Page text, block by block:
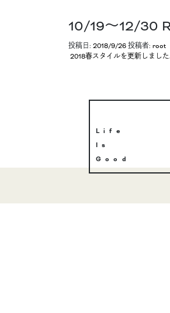
Life
Is
Good
10/19〜12/30
投稿日: 2018/9/26 投稿者: root
投稿ナビゲーショ
2018春スタイルを更新しました